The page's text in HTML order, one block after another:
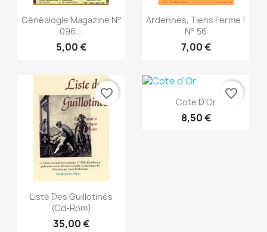
Vorschau
Généalogie Magazine N°
096...
5,00 €
Vorschau
Ardennes, Tiens Ferme !
N° 56
7,00 €
Vorschau
Liste Des Guillotinés
(Cd-Rom)
35,00 €
favorite_border Vorschau
Cote D'Or
8,50 €
favorite_border